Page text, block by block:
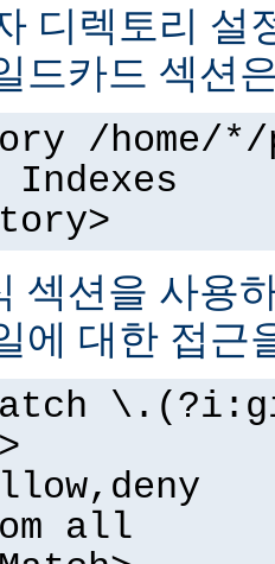
디렉토리 설
드카드 섹션
/home/
Indexes
섹션을 사용
에 대한 접근
all